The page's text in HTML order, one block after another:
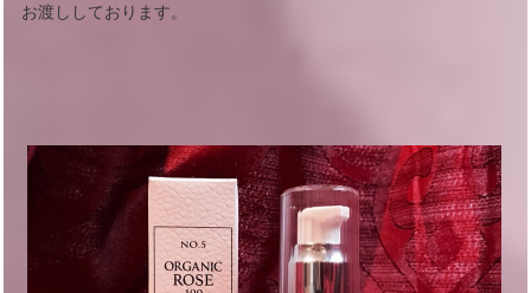
お渡ししております。